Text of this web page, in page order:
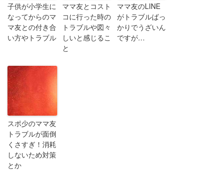
子供が小学生に
なってからのマ
マ友との付き合
い方やトラブル
ママ友とコスト
コに行った時の
トラブルや図々
しいと感じるこ
と
ママ友のLINE
がトラブルばっ
かりでうざいん
ですが…
スポ少のママ友
トラブルが面倒
くさすぎ！消耗
しないため対策
とか